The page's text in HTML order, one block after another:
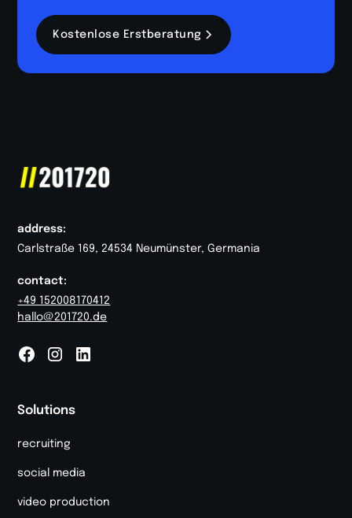
Kostenlose Erstberatung
address:
Carlstraße 169, 24534 Neumünster, Germania
contact:
+49 152008170412
hallo@201720.de
Solutions
recruiting
social media
video production